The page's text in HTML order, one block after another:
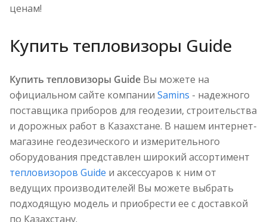
ценам!
Купить тепловизоры Guide
Купить тепловизоры Guide Вы можете на
официальном сайте компании Samins - надежного
поставщика приборов для геодезии, строительства
и дорожных работ в Казахстане. В нашем интернет-
магазине геодезического и измерительного
оборудования представлен широкий ассортимент
тепловизоров Guide и аксессуаров к ним от
ведущих производителей! Вы можете выбрать
подходящую модель и приобрести ее с доставкой
по Казахстану.